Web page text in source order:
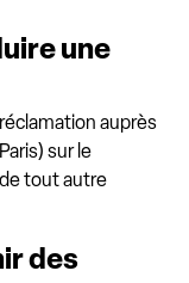
une
auprès
sur le
tout autre
des